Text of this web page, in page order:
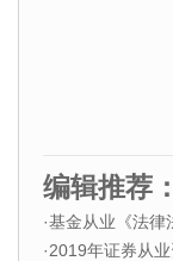
编辑推荐：
·基金从业《法律
·2019年证券从业